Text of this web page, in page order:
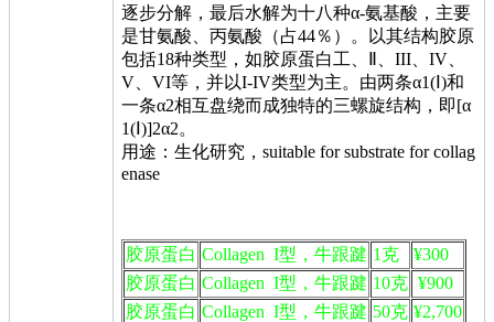
逐步分解，最后水解为十八种α-氨基酸，主要
是甘氨酸、丙氨酸（占44％）。以其结构胶原
包括18种类型，如胶原蛋白工、Ⅱ、III、IV、
V、VI等，并以I-IV类型为主。由两条α1(Ⅰ)和
一条α2相互盘绕而成独特的三螺旋结构，即[α
1(Ⅰ)]2α2。
用途：生化研究，suitable for substrate for collag
enase
胶原蛋白 Collagen I型，牛跟踺 1克
¥300
胶原蛋白 Collagen I型，牛跟踺 10克 ¥900
胶原蛋白 Collagen I型，牛跟踺 50克 ¥2,700